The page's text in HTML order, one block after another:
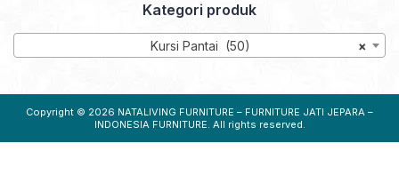
Kategori produk
×
Kursi Pantai (50)
Copyright © 2026 NATALIVING FURNITURE – FURNITURE JATI JEPARA –
INDONESIA FURNITURE. All rights reserved.